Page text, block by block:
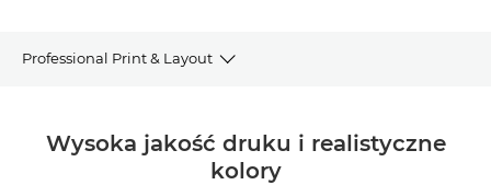
Professional Print & Layout
Wysoka jakość druku i realistyczne
kolory